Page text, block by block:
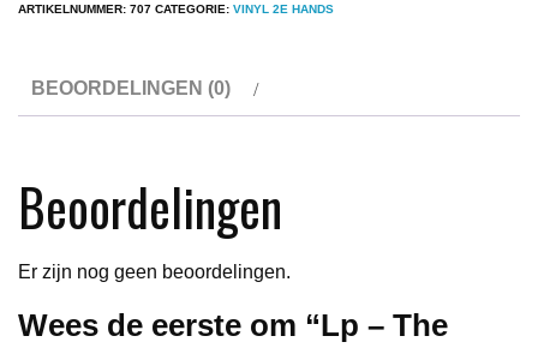
Moody
Blues
ARTIKELNUMMER: 707 CATEGORIE: VINYL 2E HANDS
BEOORDELINGEN (0)
Beoordelingen
Er zijn nog geen beoordelingen.
Wees de eerste om “Lp – The